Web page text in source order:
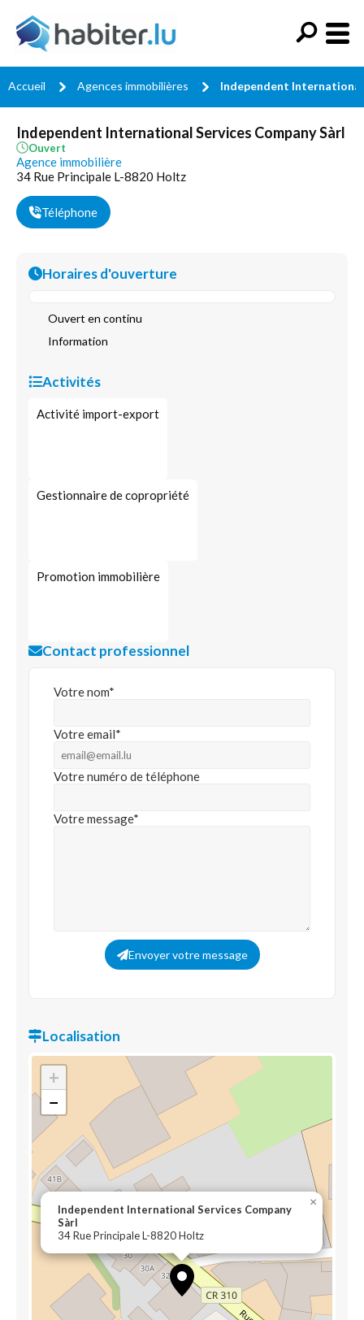
Accueil Agences immobilières Independent International
Independent International Services Company Sàrl
Ouvert
Agence immobilière
34 Rue Principale L-8820 Holtz
Téléphone
Horaires d'ouverture
Ouvert en continu
Information
Activités
Activité import-export
Gestionnaire de copropriété
Promotion immobilière
Contact professionnel
Votre nom*
Votre email*
Votre numéro de téléphone
Votre message*
Envoyer votre message
Localisation
Independent International Services Company
Sàrl
34 Rue Principale L-8820 Holtz
×
+
−